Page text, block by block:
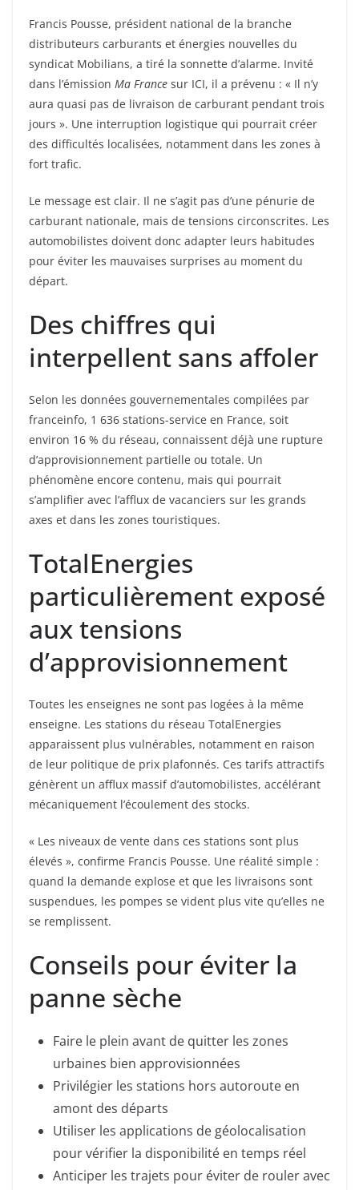
Francis Pousse, président national de la branche
distributeurs carburants et énergies nouvelles du
syndicat Mobilians, a tiré la sonnette d’alarme. Invité
dans l’émission Ma France sur ICI, il a prévenu : « Il n’y
aura quasi pas de livraison de carburant pendant trois
jours ». Une interruption logistique qui pourrait créer
des difficultés localisées, notamment dans les zones à
fort trafic.
Le message est clair. Il ne s’agit pas d’une pénurie de
carburant nationale, mais de tensions circonscrites. Les
automobilistes doivent donc adapter leurs habitudes
pour éviter les mauvaises surprises au moment du
départ.
Des chiffres qui
interpellent sans affoler
Selon les données gouvernementales compilées par
franceinfo, 1 636 stations-service en France, soit
environ 16 % du réseau, connaissent déjà une rupture
d’approvisionnement partielle ou totale. Un
phénomène encore contenu, mais qui pourrait
s’amplifier avec l’afflux de vacanciers sur les grands
axes et dans les zones touristiques.
TotalEnergies
particulièrement exposé
aux tensions
d’approvisionnement
Toutes les enseignes ne sont pas logées à la même
enseigne. Les stations du réseau TotalEnergies
apparaissent plus vulnérables, notamment en raison
de leur politique de prix plafonnés. Ces tarifs attractifs
génèrent un afflux massif d’automobilistes, accélérant
mécaniquement l’écoulement des stocks.
« Les niveaux de vente dans ces stations sont plus
élevés », confirme Francis Pousse. Une réalité simple :
quand la demande explose et que les livraisons sont
suspendues, les pompes se vident plus vite qu’elles ne
se remplissent.
Conseils pour éviter la
panne sèche
Faire le plein avant de quitter les zones
urbaines bien approvisionnées
Privilégier les stations hors autoroute en
amont des départs
Utiliser les applications de géolocalisation
pour vérifier la disponibilité en temps réel
Anticiper les trajets pour éviter de rouler avec